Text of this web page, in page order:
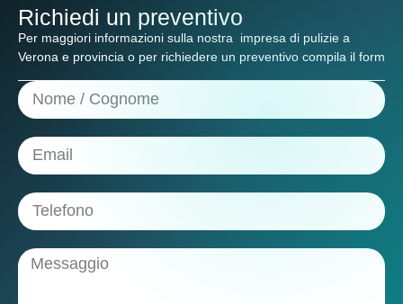
Per maggiori informazioni sulla nostra impresa di pulizie a
Verona e provincia o per richiedere un preventivo compila il form
Richiedi un preventivo